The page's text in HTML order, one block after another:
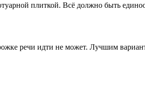
плиткой. Всё должно быть
речи идти не может. Лучшим